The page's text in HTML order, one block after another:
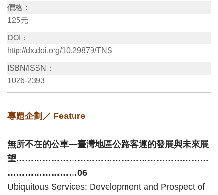
活
版
藏
研
究
價格：
125元
DOI：
http://dx.doi.org/10.29879/TNS
ISBN/ISSN：
1026-2393
專題企劃／ Feature
無所不在的公車―臺灣地區公路客運的發展與未來展
望…………………………………………………………
……………………06
Ubiquitous Services: Development and Prospect of